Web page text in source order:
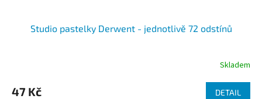
Studio pastelky Derwent - jednotlivě 72 odstínů
Skladem
47 Kč DETAIL